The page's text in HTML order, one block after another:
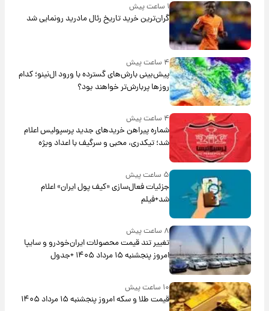
۱ ساعت پیش
گران‌ترین خرید تاریخ رئال مادرید رونمایی شد
۴ ساعت پیش
پیش‌بینی بارش‌های گسترده با ورود ال‌نینو؛ کدام
روزها پربارش‌تر خواهند بود؟
۴ ساعت پیش
شماره پیراهن خریدهای جدید پرسپولیس اعلام
شد؛ تیکدری، محبی و سرگیف با اعداد ویژه
۵ ساعت پیش
جزئیات فعال‌سازی «کیف پول ایران» اعلام
شد+فیلم
۸ ساعت پیش
تغییر تند قیمت محصولات ایران‌خودرو و سایپا
امروز پنجشنبه ۱۵ مرداد ۱۴۰۵ +جدول
۱۰ ساعت پیش
قیمت طلا و سکه امروز پنجشنبه ۱۵ مرداد ۱۴۰۵